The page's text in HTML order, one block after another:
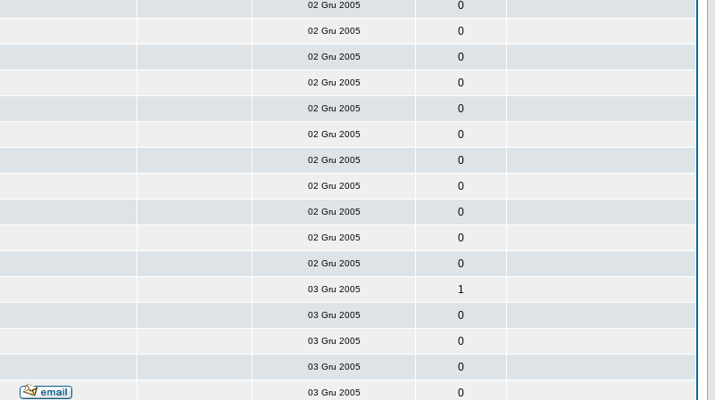
02 Gru 2005 0
02 Gru 2005 0
02 Gru 2005 0
02 Gru 2005 0
02 Gru 2005 0
02 Gru 2005 0
02 Gru 2005 0
02 Gru 2005 0
02 Gru 2005 0
02 Gru 2005 0
02 Gru 2005 0
03 Gru 2005 1
03 Gru 2005 0
03 Gru 2005 0
03 Gru 2005 0
03 Gru 2005 0